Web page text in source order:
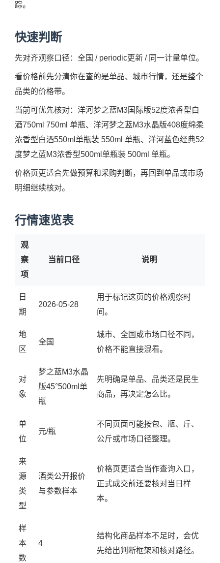
踪。
快速判断
先对齐观察口径：全国 / periodic更新 / 同一计量单位。
看价格前先分清你在查的是单品、城市行情，还是整个
品类的价格带。
当前可优先核对：洋河梦之蓝M3国际版52度浓香型白
酒750ml 750ml 单瓶、洋河梦之蓝M3水晶版408度绵柔
浓香型白酒550ml单瓶装 550ml 单瓶、洋河蓝色经典52
度梦之蓝M3浓香型500ml单瓶装 500ml 单瓶。
价格页更适合先做预算和采购判断，再回到单品或市场
明细继续核对。
行情速览表
观
察
项
当前口径 说明
日
期
2026-05-28
用于标记这页的价格观察时
间。
地
区
全国
城市、全国或市场口径不同，
价格不能直接混看。
对
象
梦之蓝M3水晶
版45°500ml单
瓶
先明确是单品、品类还是民生
商品，再决定怎么比。
单
位
元/瓶
不同页面可能按包、瓶、斤、
公斤或市场口径整理。
来
源
类
型
酒类公开报价
与参数样本
价格页更适合当作查询入口，
正式成交前还要核对当日样
本。
样
本
数
4
结构化商品样本不足时，会优
先给出判断框架和核对路径。